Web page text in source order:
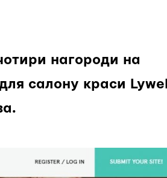
нагороди на
салону краси Lywell